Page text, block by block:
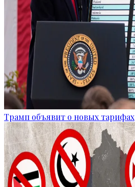
Трамп объявит о новых тарифах